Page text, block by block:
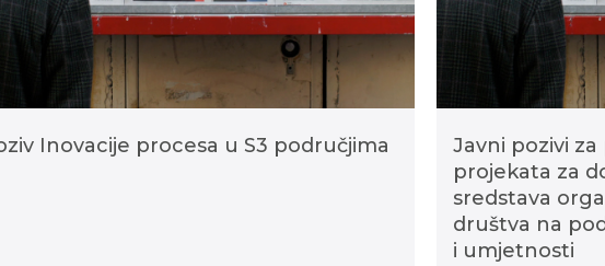
Inovacije procesa u S3 područjima
Javni pozivi
projekata za
sredstava
društva na
i umjetnosti